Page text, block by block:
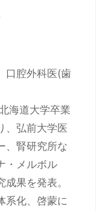
口腔外科医(歯
海道大学卒業
、弘前大学医
、腎研究所な
・メルボル
果を発表。
系化、啓蒙に